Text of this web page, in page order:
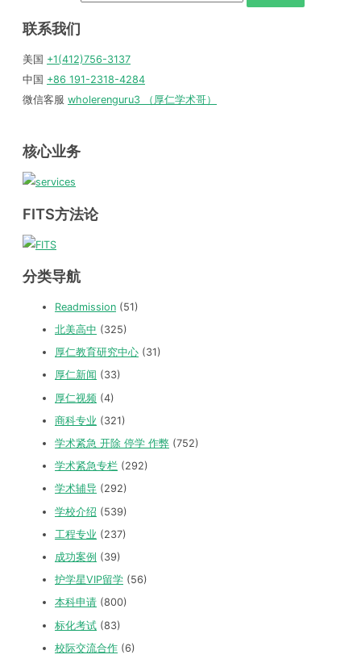
联系我们
美国 +1(412)756-3137
中国 +86 191-2318-4284
微信客服 wholerenguru3 （厚仁学术哥）
核心业务
FITS方法论
分类导航
Readmission (51)
北美高中 (325)
厚仁教育研究中心 (31)
厚仁新闻 (33)
厚仁视频 (4)
商科专业 (321)
学术紧急 开除 停学 作弊 (752)
学术紧急专栏 (292)
学术辅导 (292)
学校介绍 (539)
工程专业 (237)
成功案例 (39)
护学星VIP留学 (56)
本科申请 (800)
标化考试 (83)
校际交流合作 (6)